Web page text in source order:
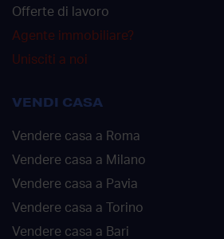
Offerte di lavoro
Agente immobiliare?
Unisciti a noi
VENDI CASA
Vendere casa a Roma
Vendere casa a Milano
Vendere casa a Pavia
Vendere casa a Torino
Vendere casa a Bari